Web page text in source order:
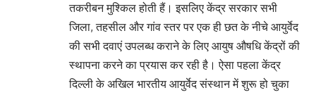
तकरीबन मुश्किल होती हैं। इसलिए केंद्र सरकार सभी
जिला, तहसील और गांव स्तर पर एक ही छत के नीचे आयुर्वेद
की सभी दवाएं उपलब्ध कराने के लिए आयुष औषधि केंद्रों की
स्थापना करने का प्रयास कर रही है। ऐसा पहला केंद्र
दिल्ली के अखिल भारतीय आयुर्वेद संस्थान में शुरू हो चुका